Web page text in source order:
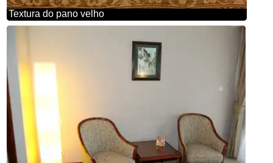
Textura do pano velho